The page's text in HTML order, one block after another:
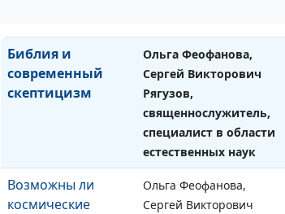
Библия и
современный
скептицизм
Ольга Феофанова,
Сергей Викторович
Рягузов,
священнослужитель,
специалист в области
естественных наук
Возможны ли
космические
Ольга Феофанова,
Сергей Викторович